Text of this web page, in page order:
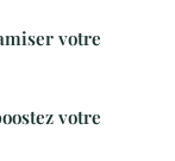
votre
votre